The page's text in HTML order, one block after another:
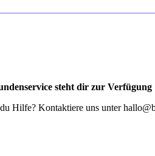
steht dir zur Verfügung
Hilfe? Kontaktiere uns unter